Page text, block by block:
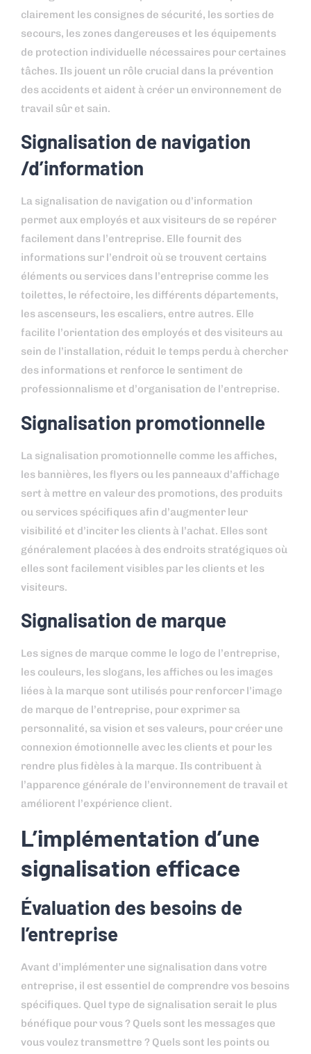
clairement les consignes de sécurité, les sorties de
secours, les zones dangereuses et les équipements
de protection individuelle nécessaires pour certaines
tâches. Ils jouent un rôle crucial dans la prévention
des accidents et aident à créer un environnement de
travail sûr et sain.
Signalisation de navigation
/d’information
La signalisation de navigation ou d’information
permet aux employés et aux visiteurs de se repérer
facilement dans l’entreprise. Elle fournit des
informations sur l’endroit où se trouvent certains
éléments ou services dans l’entreprise comme les
toilettes, le réfectoire, les différents départements,
les ascenseurs, les escaliers, entre autres. Elle
facilite l’orientation des employés et des visiteurs au
sein de l’installation, réduit le temps perdu à chercher
des informations et renforce le sentiment de
professionnalisme et d’organisation de l’entreprise.
Signalisation promotionnelle
La signalisation promotionnelle comme les affiches,
les bannières, les flyers ou les panneaux d’affichage
sert à mettre en valeur des promotions, des produits
ou services spécifiques afin d’augmenter leur
visibilité et d’inciter les clients à l’achat. Elles sont
généralement placées à des endroits stratégiques où
elles sont facilement visibles par les clients et les
visiteurs.
Signalisation de marque
Les signes de marque comme le logo de l’entreprise,
les couleurs, les slogans, les affiches ou les images
liées à la marque sont utilisés pour renforcer l’image
de marque de l’entreprise, pour exprimer sa
personnalité, sa vision et ses valeurs, pour créer une
connexion émotionnelle avec les clients et pour les
rendre plus fidèles à la marque. Ils contribuent à
l’apparence générale de l’environnement de travail et
améliorent l’expérience client.
L’implémentation d’une
signalisation efficace
Évaluation des besoins de
l’entreprise
Avant d’implémenter une signalisation dans votre
entreprise, il est essentiel de comprendre vos besoins
spécifiques. Quel type de signalisation serait le plus
bénéfique pour vous ? Quels sont les messages que
vous voulez transmettre ? Quels sont les points ou